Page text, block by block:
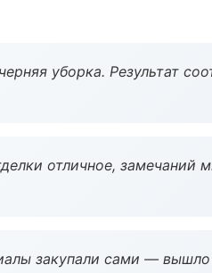
уборка. Результат
отличное,
закупали сами —